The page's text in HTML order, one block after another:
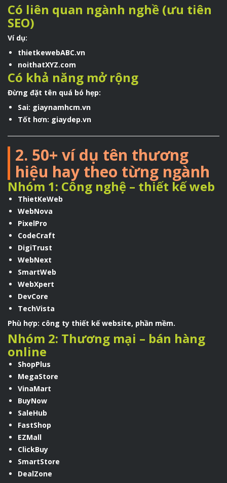
Có liên quan ngành nghề (ưu tiên
SEO)
Ví dụ:
thietkewebABC.vn
noithatXYZ.com
Có khả năng mở rộng
Đừng đặt tên quá bó hẹp:
Sai: giaynamhcm.vn
Tốt hơn: giaydep.vn
2. 50+ ví dụ tên thương
hiệu hay theo từng ngành
Nhóm 1: Công nghệ – thiết kế web
ThietKeWeb
WebNova
PixelPro
CodeCraft
DigiTrust
WebNext
SmartWeb
WebXpert
DevCore
TechVista
Phù hợp: công ty thiết kế website, phần mềm.
Nhóm 2: Thương mại – bán hàng
online
ShopPlus
MegaStore
VinaMart
BuyNow
SaleHub
FastShop
EZMall
ClickBuy
SmartStore
DealZone